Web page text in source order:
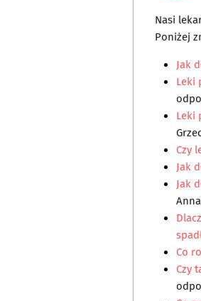
Nasi
Poniżej
Jak
Leki
Leki
Czy
Jak
Jak
Co
Czy